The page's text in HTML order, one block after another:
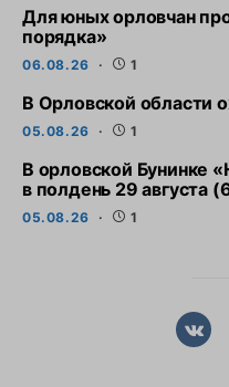
Для юных орловчан
порядка»
06.08.26 1
В Орловской области
05.08.26 1
В орловской Бунинке
в полдень 29 августа
05.08.26 1